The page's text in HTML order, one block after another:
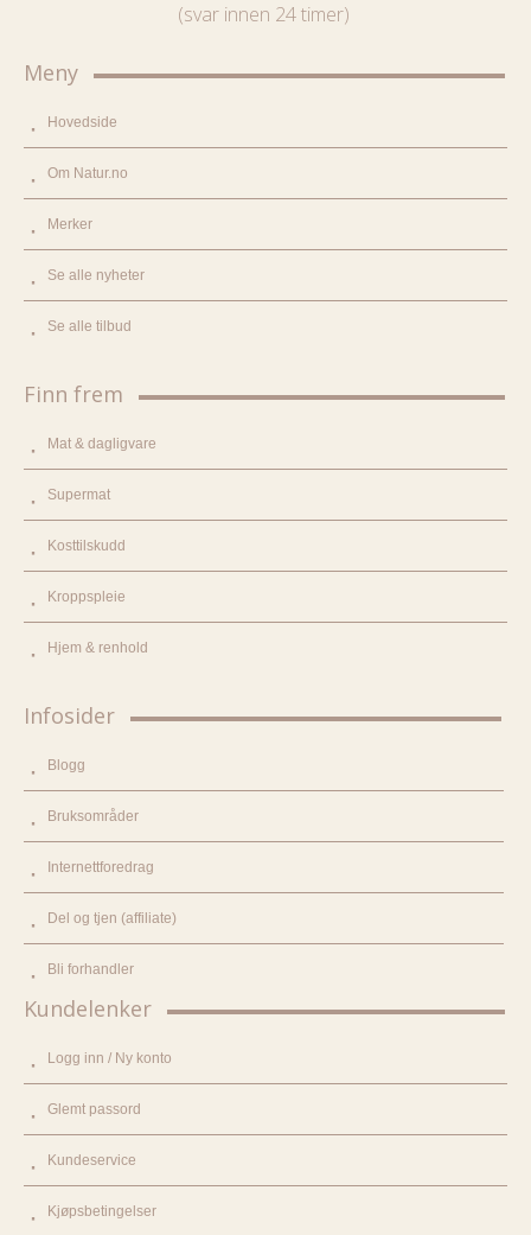
(svar innen 24 timer)
Meny
Hovedside
Om Natur.no
Merker
Se alle nyheter
Se alle tilbud
Finn frem
Mat & dagligvare
Supermat
Kosttilskudd
Kroppspleie
Hjem & renhold
Infosider
Blogg
Bruksområder
Internettforedrag
Del og tjen (affiliate)
Bli forhandler
Kundelenker
Logg inn / Ny konto
Glemt passord
Kundeservice
Kjøpsbetingelser